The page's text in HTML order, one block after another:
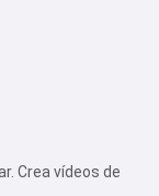
Crea vídeos de